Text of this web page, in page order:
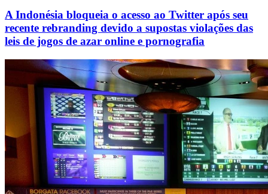
A Indonésia bloqueia o acesso ao Twitter após seu
recente rebranding devido a supostas violações das
leis de jogos de azar online e pornografia